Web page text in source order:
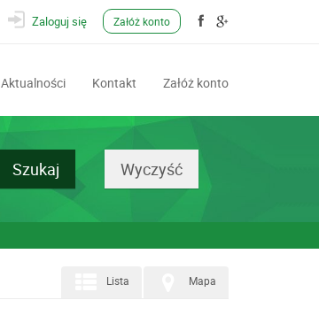
Zaloguj się Załóż konto
Aktualności Kontakt Załóż konto
Mapa
Lista